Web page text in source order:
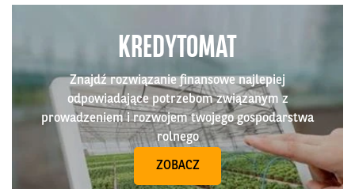
KREDYTOMAT
Znajdź rozwiązanie finansowe najlepiej
odpowiadające potrzebom związanym z
prowadzeniem i rozwojem twojego gospodarstwa
rolnego
ZOBACZ